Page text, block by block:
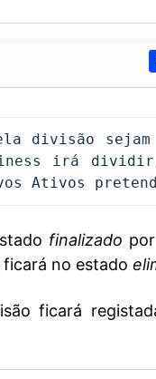
divisão
Ativos
finalizado
ficará no estado
ficará